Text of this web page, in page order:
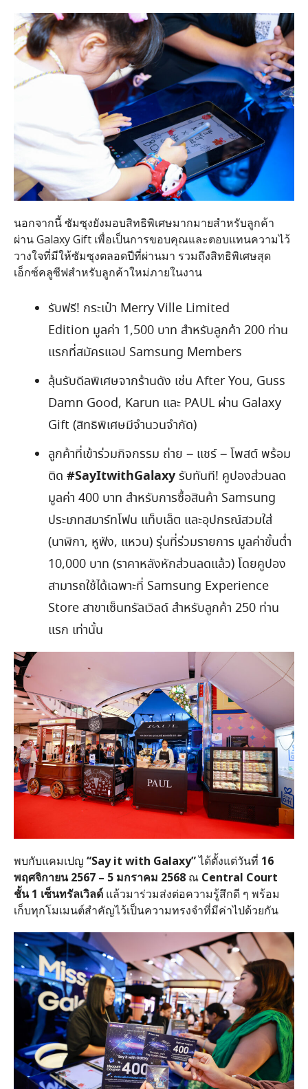
นอกจากนี้ ซัมซุงยังมอบสิทธิพิเศษมากมายสำหรับลูกค้า
ผ่านGalaxy Gift เพื่อเป็นการขอบคุณและตอบแทนความไว้
วางใจที่มีให้ซัมซุงตลอดปีที่ผ่านมา รวมถึงสิทธิพิเศษสุด
เอ็กซ์คลูซีฟสำหรับลูกค้าใหม่ภายในงาน
รับฟรี! กระเป๋า Merry Ville Limited
Edition มูลค่า 1,500 บาท สำหรับลูกค้า 200 ท่าน
แรกที่สมัครแอป Samsung Members
ลุ้นรับดีลพิเศษจากร้านดัง เช่น After You, Guss
Damn Good, Karun และPAUL ผ่าน Galaxy
Gift (สิทธิพิเศษมีจำนวนจำกัด)
ลูกค้าที่เข้าร่วมกิจกรรม ถ่าย – แชร์–โพสต์ พร้อม
ติด #SayItwithGalaxy รับทันที! คูปองส่วนลด
มูลค่า 400 บาท สำหรับการซื้อสินค้า Samsung
ประเภทสมาร์ทโฟน แท็บเล็ต และอุปกรณ์สวมใส่
(นาฬิกา, หูฟัง, แหวน)รุ่นที่ร่วมรายการ มูลค่าขั้นต่ำ
10,000 บาท (ราคาหลังหักส่วนลดแล้ว)โดยคูปอง
สามารถใช้ได้เฉพาะที่ Samsung Experience
Store สาขาเซ็นทรัลเวิลด์ สำหรับลูกค้า 250 ท่าน
แรก เท่านั้น
พบกับแคมเปญ “Say it with Galaxy”ได้ตั้งแต่วันที่ 16
พฤศจิกายน2567 – 5 มกราคม 2568 ณ Central Court
ชั้น1 เซ็นทรัลเวิลด์ แล้วมาร่วมส่งต่อความรู้สึกดี ๆ พร้อม
เก็บทุกโมเมนต์สำคัญไว้เป็นความทรงจำที่มีค่าไปด้วยกัน